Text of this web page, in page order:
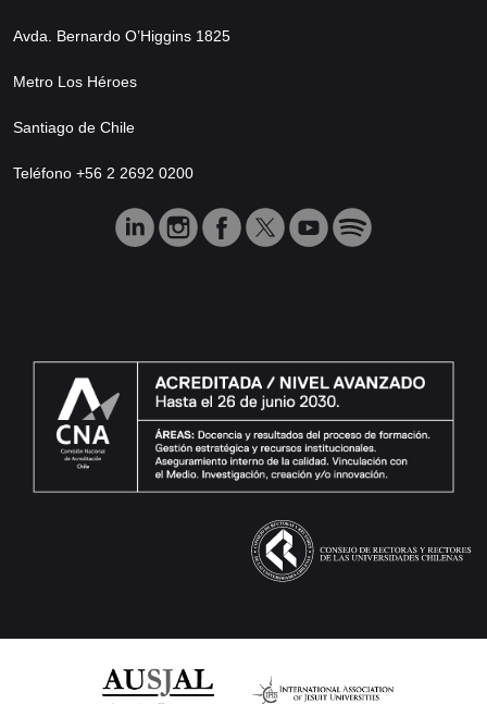
Avda. Bernardo O’Higgins 1825
Metro Los Héroes
Santiago de Chile
Teléfono +56 2 2692 0200